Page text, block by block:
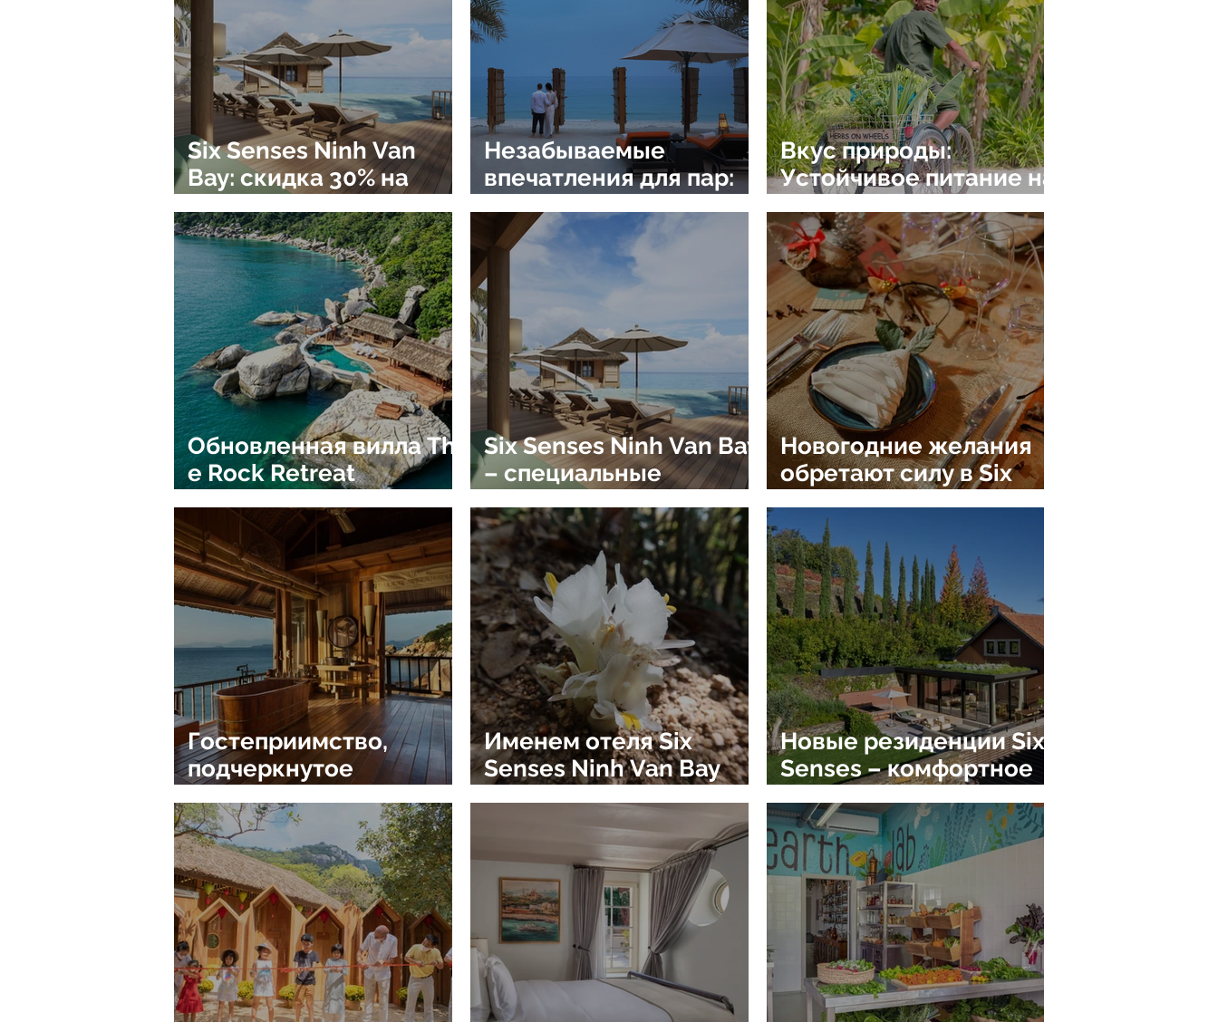
Six Senses Ninh Van
Bay: скидка 30% на
незабываемые
впечатления!
Незабываемые
впечатления для пар:
романтические
курорты Six Senses
Вкус природы:
Устойчивое питание на
курортах Six Senses
Обновленная вилла Th
e Rock Retreat
курорта Six Senses
Ninh Van Bay вблизи
Нячанга
Six Senses Ninh Van Bay
– специальные
предложения 2024 для
вас и вашего лучшего
отпуска
Новогодние желания
обретают силу в Six
Senses Ninh Van Bay,
Вьетнам, Нячанг
Гостеприимство,
подчеркнутое
скидками курорта Six
Senses Ninh Van Bay по
Вьетнаме
Именем отеля Six
Senses Ninh Van Bay
назван новый редкий
вид куркумы,
обнаруженный на его
территории
Новые резиденции Six
Senses – комфортное
пространство воздуха,
времени и света